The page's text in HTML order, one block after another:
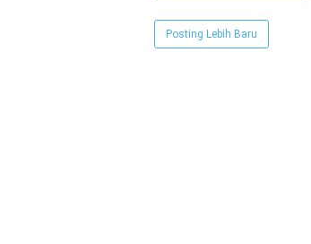
Posting Lebih Baru